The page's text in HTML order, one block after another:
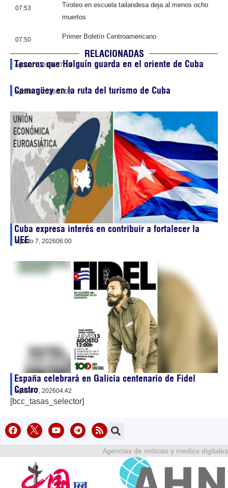
07:53
Tiroteo en escuela tailandesa deja al menos ocho
muertos
07:50 Primer Boletín Centroamericano
RELACIONADAS
Tesoros que Holguín guarda en el oriente de Cuba
agosto 7, 202607:19
Camagüey en la ruta del turismo de Cuba
agosto 7, 202607:03
Cuba expresa interés en contribuir a fortalecer la
UEE
agosto 7, 202606:00
España celebrará en Galicia centenario de Fidel
Castro
agosto 7, 202604:42
[bcc_tasas_selector]
Agencias de noticias y medios digitales